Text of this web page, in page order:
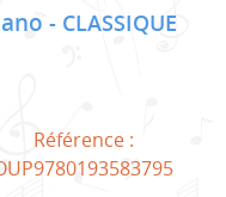
CLASSIQUE
Référence :